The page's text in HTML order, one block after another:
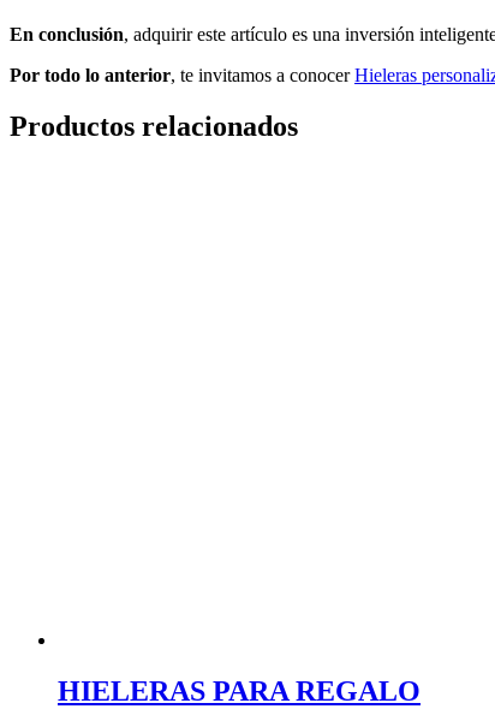
En conclusión, adquirir este artículo es una inversión
Por todo lo anterior, te invitamos a conocerHieleras
Productos relacionados
HIELERAS PARA REGALO